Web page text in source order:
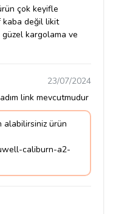
çok keyifle
kaba değil likit
kargolama ve
23/07/2024
link mevcutmudur
alabilirsiniz ürün
caliburn-a2-